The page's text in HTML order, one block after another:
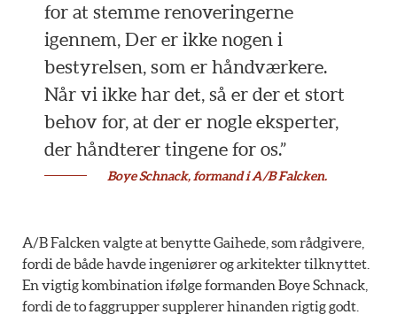
for at stemme renoveringerne
igennem, Der er ikke nogen i
bestyrelsen, som er håndværkere.
Når vi ikke har det, så er der et stort
behov for, at der er nogle eksperter,
der håndterer tingene for os.”
Boye Schnack, formand i A/B Falcken.
A/B Falcken valgte at benytte Gaihede, som rådgivere,
fordi de både havde ingeniører og arkitekter tilknyttet.
En vigtig kombination ifølge formanden Boye Schnack,
fordi de to faggrupper supplerer hinanden rigtig godt.